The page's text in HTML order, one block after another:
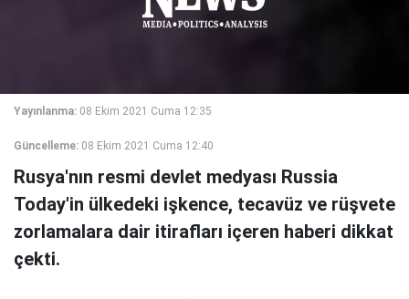
Yayınlanma: 08 Ekim 2021 Cuma 12:35
Güncelleme: 08 Ekim 2021 Cuma 12:40
Rusya'nın resmi devlet medyası Russia
Today'in ülkedeki işkence, tecavüz ve rüşvete
zorlamalara dair itirafları içeren haberi dikkat
çekti.